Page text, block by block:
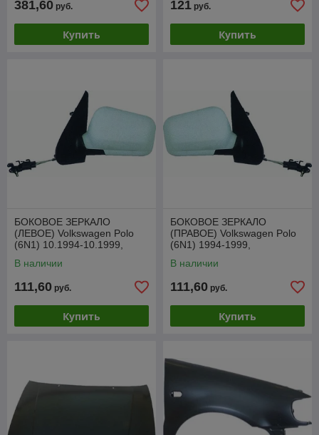
381,60 руб.
Купить
121 руб.
Купить
БОКОВОЕ ЗЕРКАЛО
(ЛЕВОЕ) Volkswagen Polo
(6N1) 10.1994-10.1999,
VVWM1011AL
В наличии
111,60 руб.
Купить
БОКОВОЕ ЗЕРКАЛО
(ПРАВОЕ) Volkswagen Polo
(6N1) 1994-1999,
VVWM1011AR
В наличии
111,60 руб.
Купить